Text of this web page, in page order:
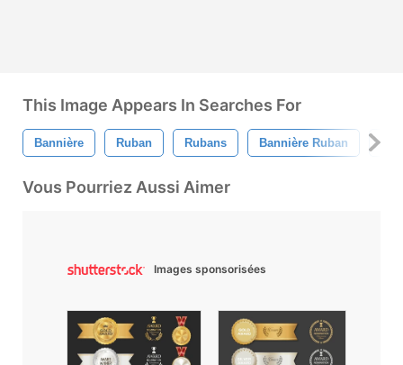
This Image Appears In Searches For
Bannière Ruban Rubans Bannière Ruban
Vous Pourriez Aussi Aimer
Images sponsorisées